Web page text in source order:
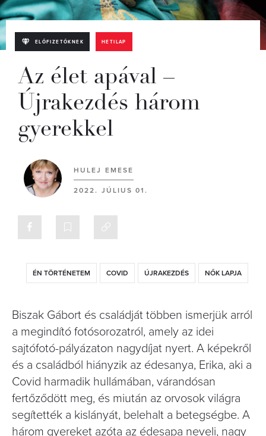
ELŐFIZETŐKNEK HETILAP
Az élet apával –
Újrakezdés három
gyerekkel
HULEJ EMESE
2022. JÚLIUS 01.
ÉN TÖRTÉNETEM COVID ÚJRAKEZDÉS NŐK LAPJA
Biszak Gábort és családját többen ismerjük arról
a megindító fotósorozatról, amely az idei
sajtófotó-pályázaton nagydíjat nyert. A képekről
és a családból hiányzik az édesanya, Erika, aki a
Covid harmadik hullámában, várandósan
fertőződött meg, és miután az orvosok világra
segítették a kislányát, belehalt a betegségbe. A
három gyereket azóta az édesapa neveli, nagy